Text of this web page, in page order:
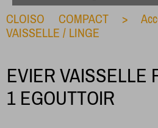
CLOISO COMPACT >
VAISSELLE / LINGE
EVIER VAISSELLE
1 EGOUTTOIR